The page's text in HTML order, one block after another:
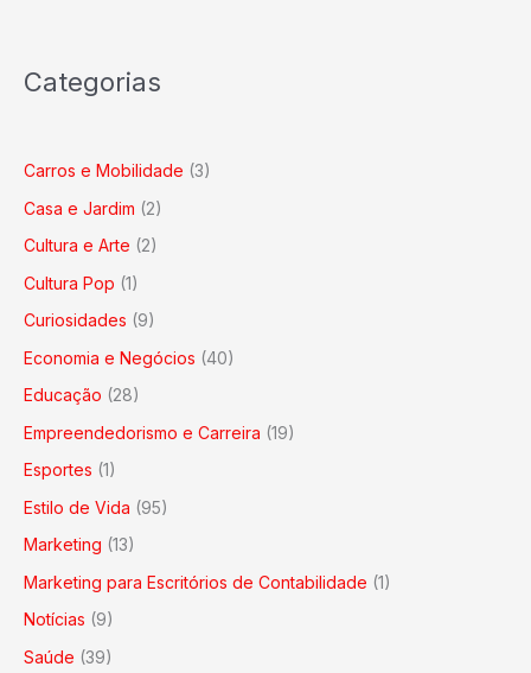
Categorias
Carros e Mobilidade (3)
Casa e Jardim (2)
Cultura e Arte (2)
Cultura Pop (1)
Curiosidades (9)
Economia e Negócios (40)
Educação (28)
Empreendedorismo e Carreira (19)
Esportes (1)
Estilo de Vida (95)
Marketing (13)
Marketing para Escritórios de Contabilidade (1)
Notícias (9)
Saúde (39)